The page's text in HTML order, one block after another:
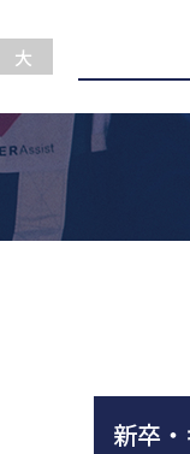
大
新卒